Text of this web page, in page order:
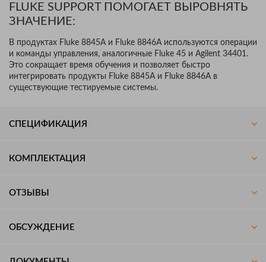
FLUKE SUPPORT ПОМОГАЕТ ВЫРОВНЯТЬ
ЗНАЧЕНИЕ:
В продуктах Fluke 8845A и Fluke 8846A используются операции
и команды управления, аналогичные Fluke 45 и Agilent 34401.
Это сокращает время обучения и позволяет быстро
интегрировать продукты Fluke 8845A и Fluke 8846A в
существующие тестируемые системы.
СПЕЦИФИКАЦИЯ
КОМПЛЕКТАЦИЯ
ОТЗЫВЫ
ОБСУЖДЕНИЕ